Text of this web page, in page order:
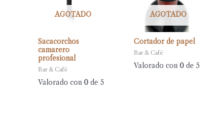
AGOTADO
Sacacorchos
camarero
profesional
Bar & Café
Valorado con0 de 5
AGOTADO
Cortador de papel
Bar & Café
Valorado con 0de 5